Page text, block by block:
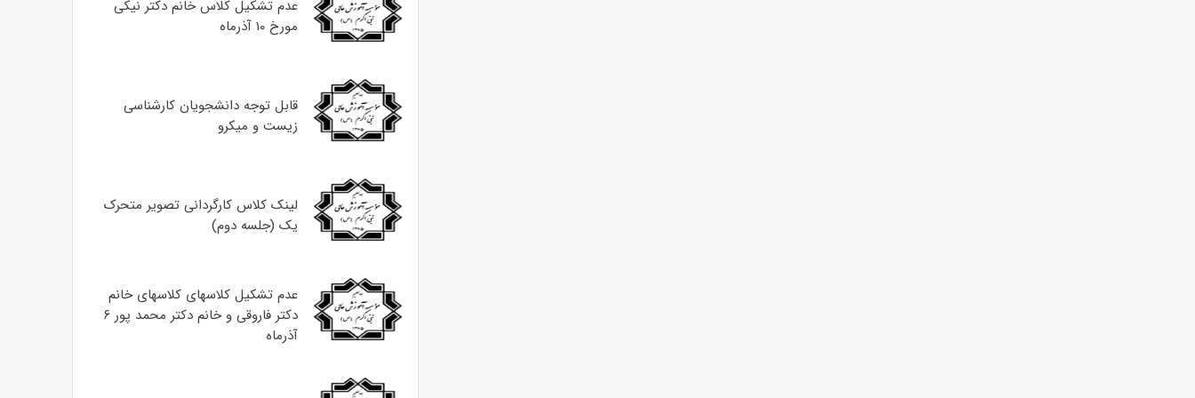
عدم تشکیل کلاس خانم دکتر نیکی
مورخ ۱۰ آذرماه
قابل توجه دانشجویان کارشناسی
زیست و میکرو
لینک کلاس کارگردانی تصویر متحرک
یک (جلسه دوم)
عدم تشکیل کلاسهای کلاسهای خانم
دکتر فاروقی و خانم دکتر محمد پور ۶
آذرماه